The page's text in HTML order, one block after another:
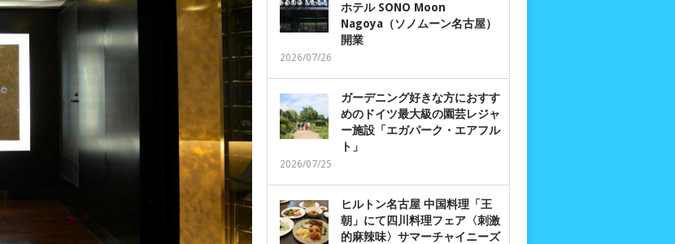
ホテル SONO Moon
Nagoya（ソノムーン名古屋）
開業
2026/07/26
ガーデニング好きな方におすす
めのドイツ最大級の園芸レジャ
ー施設「エガパーク・エアフル
ト」
2026/07/25
ヒルトン名古屋 中国料理「王
朝」にて四川料理フェア〈刺激
的麻辣味〉サマーチャイニーズ